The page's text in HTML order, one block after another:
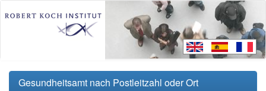
Gesundheitsamt nach Postleitzahl oder Ort